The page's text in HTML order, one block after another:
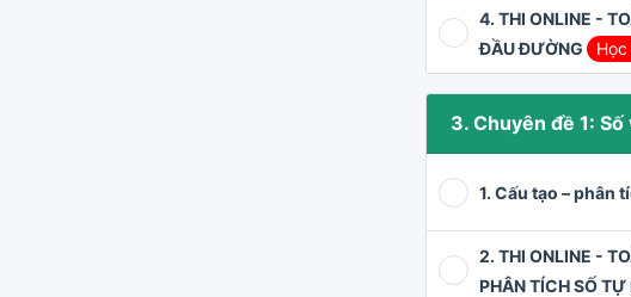
4. THI ONLINE -
ĐẦU ĐƯỜNG
3. Chuyên đề 1:
1. Cấu tạo – phân
2. THI ONLINE -
PHÂN TÍCH SỐ TỰ